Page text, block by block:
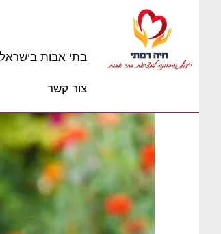
בתי אבות בישראל
צור קשר